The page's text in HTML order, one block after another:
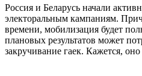
Россия и Беларусь начали
электоральным кампаниям.
времени, мобилизация будет
плановых результатов может
закручивание гаек. Кажется,